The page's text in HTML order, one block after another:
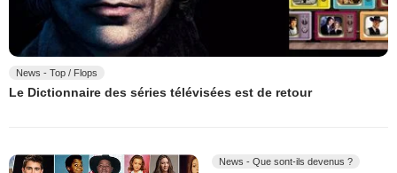
News - Top / Flops
Le Dictionnaire des séries télévisées est de retour
News - Que sont-ils devenus ?